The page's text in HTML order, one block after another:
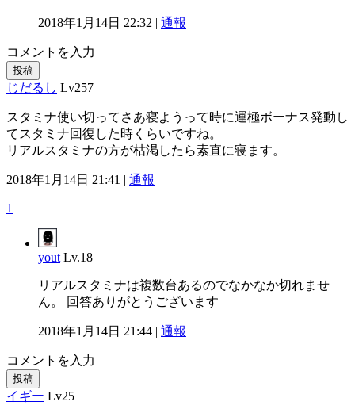
2018年1月14日 22:32 | 通報
コメントを入力
投稿
じだるし Lv257
スタミナ使い切ってさあ寝ようって時に運極ボーナス発動し
てスタミナ回復した時くらいですね。
リアルスタミナの方が枯渇したら素直に寝ます。
2018年1月14日 21:41 | 通報
1
yout Lv.18
リアルスタミナは複数台あるのでなかなか切れませ
ん。 回答ありがとうございます
2018年1月14日 21:44 | 通報
コメントを入力
投稿
イギー Lv25